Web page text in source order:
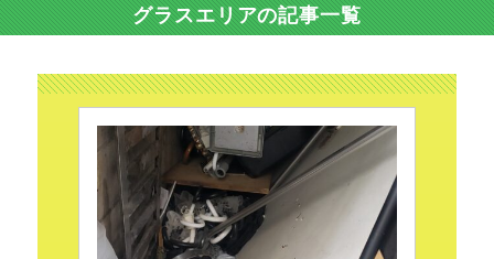
グラスエリアの記事一覧